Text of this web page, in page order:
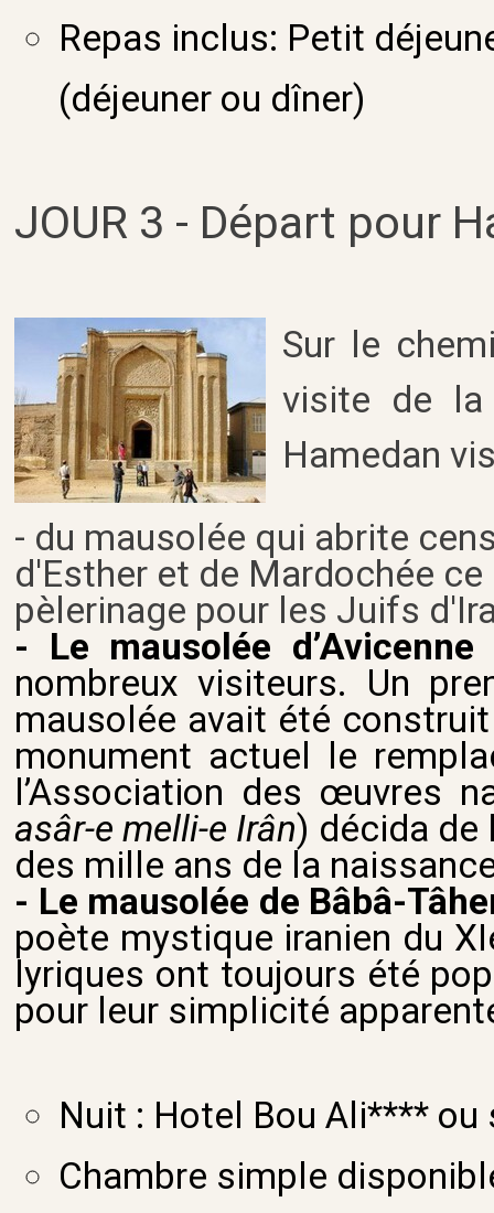
Repas inclus: Petit
(déjeuner ou dîner)
JOUR 3 - Départ pour
Sur le
visite de la
Hamedan
- du mausolée qui abrite
d'Esther et de Mardochée
pèlerinage pour les Juifs
- Le mausolée d’Avicenne
nombreux visiteurs. Un
mausolée avait été
monument actuel le
l’Association des œuvres
asâr-e melli-e Irân) décida de
des mille ans de la
- Le mausolée de Bâbâ-
poète mystique iranien du
lyriques ont toujours été
pour leur simplicité
Nuit : Hotel Bou Ali**** ou
Chambre simple